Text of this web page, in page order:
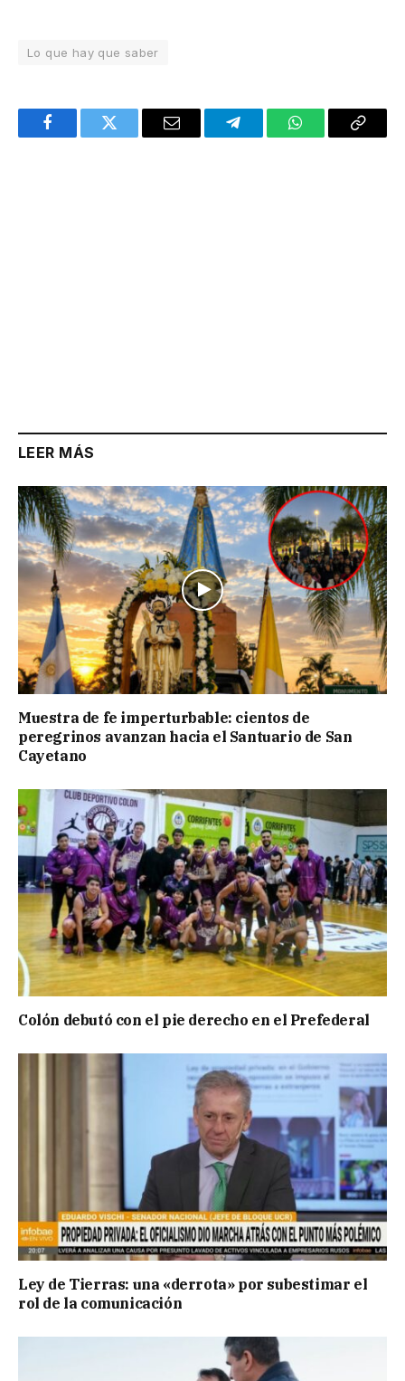
Lo que hay que saber
FacebookTwitter Email TelegramWhatsAppCopy
LEER MÁS
Muestra de fe imperturbable: cientos de
peregrinos avanzan hacia el Santuario de San
Cayetano
Colón debutó con el pie derecho en el Prefederal
Ley de Tierras: una «derrota» por subestimar el
rol de la comunicación